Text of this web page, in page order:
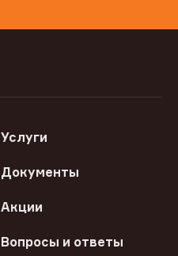
Услуги
Документы
Акции
Вопросы и ответы